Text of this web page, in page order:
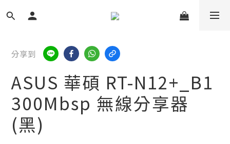
分享到
ASUS 華碩 RT-N12+_B1
300Mbsp 無線分享器
(黑)